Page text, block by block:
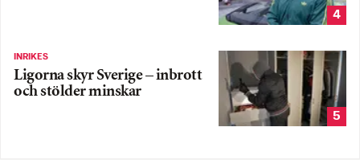
4
INRIKES
Ligorna skyr Sverige – inbrott
och stölder minskar
5